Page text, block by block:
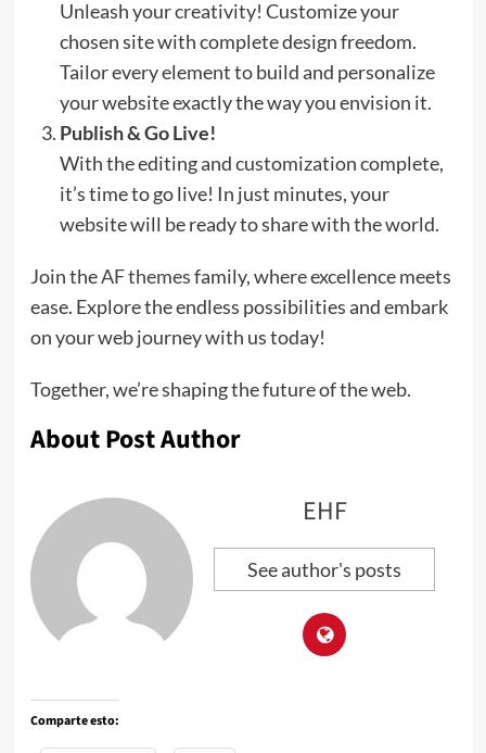
Unleash your creativity! Customize your
chosen site with complete design freedom.
Tailor every element to build and personalize
your website exactly the way you envision it.
Publish & Go Live!
With the editing and customization complete,
it’s time to go live! In just minutes, your
website will be ready to share with the world.
Join theAF themesfamily, where excellence meets
ease. Explore the endless possibilities and embark
on your web journey with us today!
Together, we’re shaping the future of the web.
About Post Author
EHF
See author's posts
Comparte esto: